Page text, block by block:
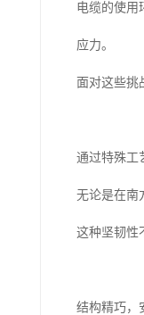
电缆的使用
应力。
面对这些挑
通过特殊工
无论是在南
这种坚韧性
结构精巧，